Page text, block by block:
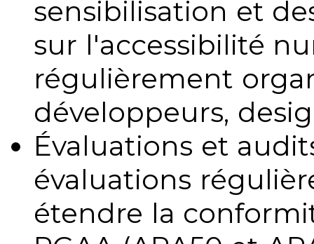
sensibilisation et
sur l'accessibilité
régulièrement
développeurs,
Évaluations et
évaluations
étendre la